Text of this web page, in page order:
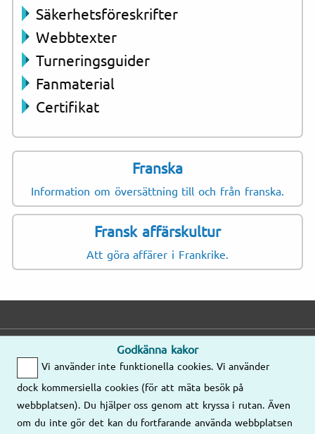
Säkerhetsföreskrifter
Webbtexter
Turneringsguider
Fanmaterial
Certifikat
Franska
Information om översättning till och från franska.
Fransk affärskultur
Att göra affärer i Frankrike.
Godkänna kakor
Vi använder inte funktionella cookies. Vi använder
dock kommersiella cookies (för att mäta besök på
webbplatsen). Du hjälper oss genom att kryssa i rutan. Även
om du inte gör det kan du fortfarande använda webbplatsen
E-post
Mejla oss gärna
så kontaktar vi
er!
Telefon
8.00–17.00
Våra kontor